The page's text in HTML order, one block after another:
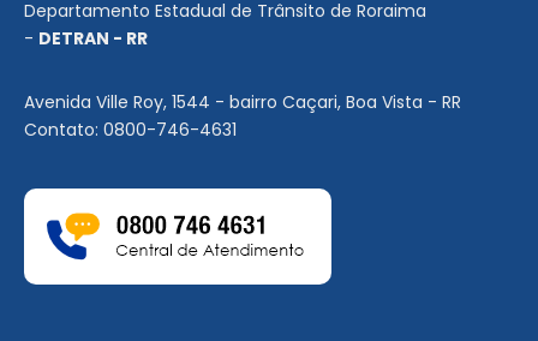
Departamento Estadual de Trânsito de Roraima
- DETRAN - RR
Avenida Ville Roy, 1544 - bairro Caçari, Boa Vista - RR
Contato: 0800-746-4631